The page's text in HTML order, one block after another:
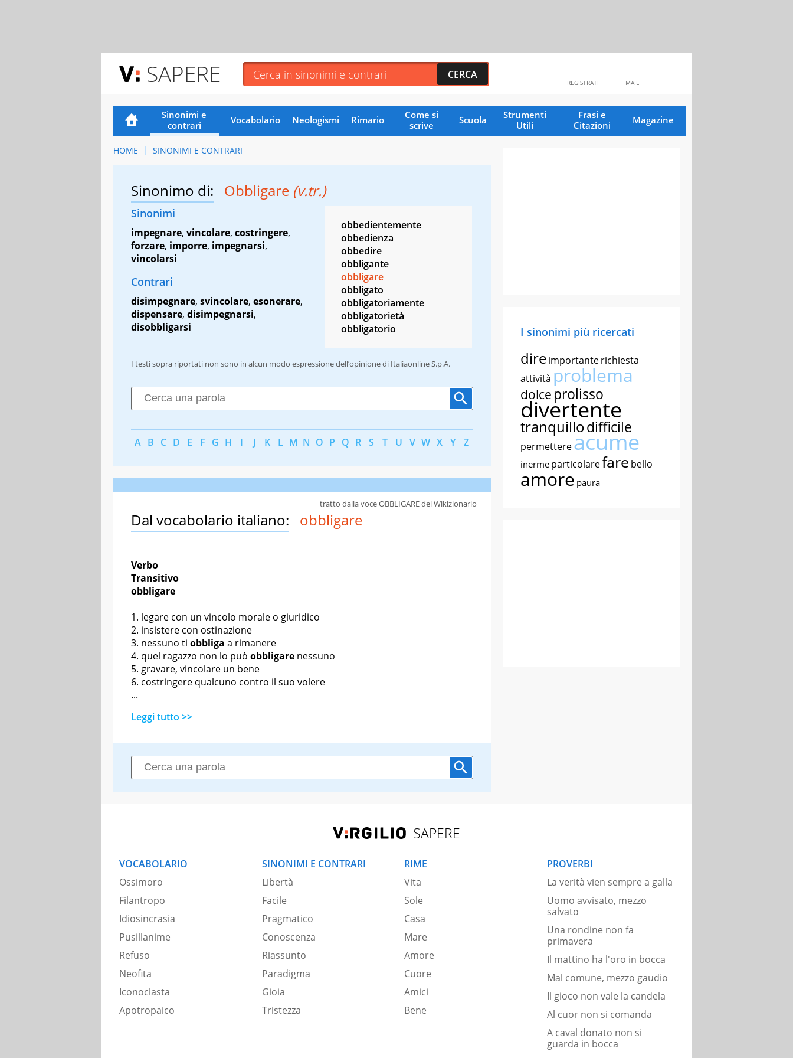
SAPERE MAIL
REGISTRATI
Sinonimi e
contrari
Vocabolario Neologismi Rimario
Come si
scrive
Scuola
Strumenti
Utili
Frasi e
Citazioni
Magazine
HOME SINONIMI E CONTRARI
Sinonimo di: Obbligare (v.tr.)
Sinonimi
impegnare, vincolare, costringere,
forzare, imporre, impegnarsi,
vincolarsi
Contrari
disimpegnare, svincolare, esonerare,
dispensare, disimpegnarsi,
disobbligarsi
obbedientemente
obbedienza
obbedire
obbligante
obbligare
obbligato
obbligatoriamente
obbligatorietà
obbligatorio
I testi sopra riportati non sono in alcun modo espressione dell’opinione di Italiaonline S.p.A.
A B C D E F G H I J K L M N O P Q R S T U V W X Y Z
Dal vocabolario italiano: obbligare
Verbo
Transitivo
obbligare
legare con un vincolo morale o giuridico
insistere con ostinazione
nessuno ti obbliga a rimanere
quel ragazzo non lo può obbligare nessuno
gravare, vincolare un bene
costringere qualcuno contro il suo volere
...
Leggi tutto >>
tratto dalla voce OBBLIGARE del Wikizionario
I sinonimi più ricercati
direimportanterichiesta
attività problema
dolce prolisso
divertente
tranquillodifficile
permettereacume
inerme particolarefare bello
amore paura
SAPERE
VOCABOLARIO
Ossimoro
Filantropo
Idiosincrasia
Pusillanime
Refuso
Neofita
Iconoclasta
Apotropaico
SINONIMI E CONTRARI
Libertà
Facile
Pragmatico
Conoscenza
Riassunto
Paradigma
Gioia
Tristezza
RIME
Vita
Sole
Casa
Mare
Amore
Cuore
Amici
Bene
PROVERBI
La verità vien sempre a galla
Uomo avvisato, mezzo
salvato
Una rondine non fa
primavera
Il mattino ha l'oro in bocca
Mal comune, mezzo gaudio
Il gioco non vale la candela
Al cuor non si comanda
A caval donato non si
guarda in bocca